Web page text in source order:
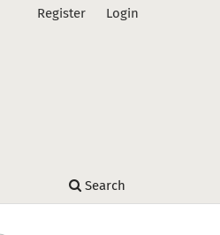
Search
Register Login